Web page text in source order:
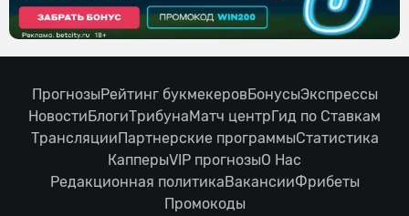
Прогнозы Рейтинг букмекеров БонусыЭкспрессы
Новости БлогиТрибуна Матч центр Гид по Ставкам
Трансляции Партнерские программыСтатистика
КапперыVIP прогнозыО Нас
Редакционная политика ВакансииФрибеты
Промокоды